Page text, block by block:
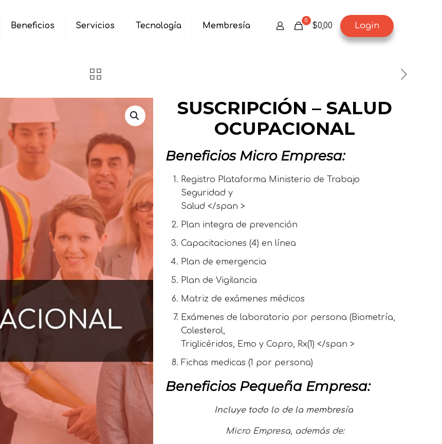
Beneficios Servicios Tecnología Membresía
0
$0,00 Login
SUSCRIPCIÓN – SALUD
OCUPACIONAL
Beneficios Micro Empresa:
Registro Plataforma Ministerio de Trabajo
Seguridad y
Salud </span >
Plan integra de prevención
Capacitaciones (4) en línea
Plan de emergencia
Plan de Vigilancia
Matriz de exámenes médicos
Exámenes de laboratorio por persona (Biometría,
Colesterol,
Triglicéridos, Emo y Copro, Rx(1) </span >
Fichas medicas (1 por persona)
Beneficios Pequeña Empresa:
Incluye todo lo de la membresía
Micro Empresa, además de: